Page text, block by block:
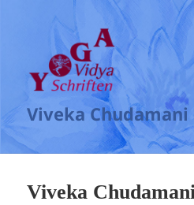
Viveka Chudamani
Viveka